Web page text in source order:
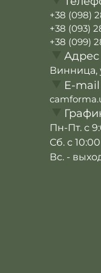
+38 (098)
+38 (093)
+38 (099)
Адрес
Винница,
E-mail
Пн-Пт. с
Сб. с
Вс. -